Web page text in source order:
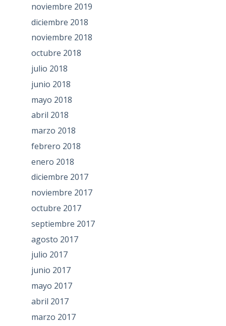
noviembre 2019
diciembre 2018
noviembre 2018
octubre 2018
julio 2018
junio 2018
mayo 2018
abril 2018
marzo 2018
febrero 2018
enero 2018
diciembre 2017
noviembre 2017
octubre 2017
septiembre 2017
agosto 2017
julio 2017
junio 2017
mayo 2017
abril 2017
marzo 2017